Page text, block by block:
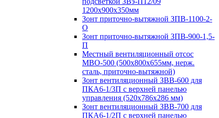
1200х900х350мм
Зонт приточно-вытяжной ЗПВ-1100-2-
О
Зонт приточно-вытяжной ЗПВ-900-1,5-
П
Местный вентиляционный отсос
МВО-500 (500х800х655мм, нерж.
сталь, приточно-вытяжной)
Зонт вентиляционный ЗВВ-600 для
ПКА6-1/3П с верхней панелью
управления (520х786х286 мм)
Зонт вентиляционный ЗВВ-700 для
ПКА6-1/2П с верхней панелью